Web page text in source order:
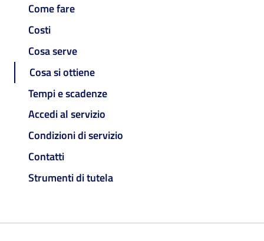
Come fare
Costi
Cosa serve
Cosa si ottiene
Tempi e scadenze
Accedi al servizio
Condizioni di servizio
Contatti
Strumenti di tutela